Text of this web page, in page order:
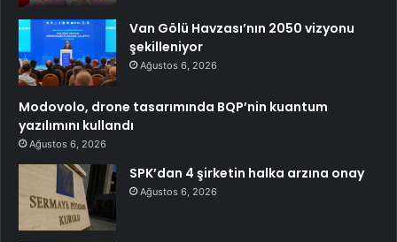
Van Gölü Havzası’nın 2050 vizyonu
şekilleniyor
Ağustos 6, 2026
Modovolo, drone tasarımında BQP’nin kuantum
yazılımını kullandı
Ağustos 6, 2026
SPK’dan 4 şirketin halka arzına onay
Ağustos 6, 2026